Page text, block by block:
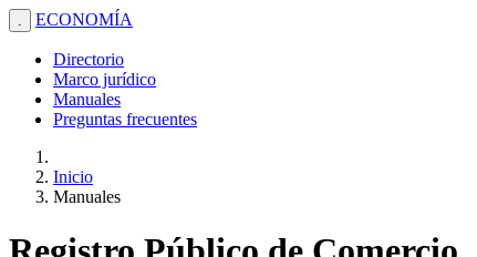
. ECONOMÍA
Directorio
Marco jurídico
Manuales
Preguntas frecuentes
Inicio
Manuales